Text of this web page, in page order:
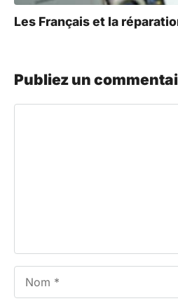
Les Français et la
Publiez un